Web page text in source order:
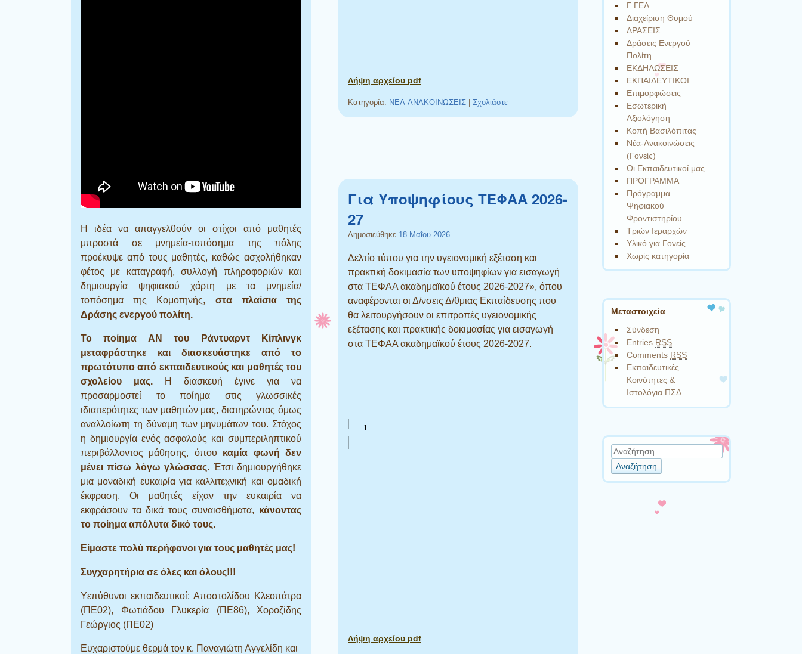
Λήψη αρχείου pdf
Κατηγορία: NEA-ΑΝΑΚΟΙΝΩΣΕΙΣ Σχολιάστε
Η ιδέα να απαγγελθούν οι στίχοι από μαθητές
μπροστά σε μνημεία-τοπόσημα της πόλης
προέκυψε από τους μαθητές, καθώς ασχολήθηκαν
φέτος με καταγραφή, συλλογή πληροφοριών και
δημιουργία ψηφιακού χάρτη με τα μνημεία/
τοπόσημα της Κομοτηνής, στα πλαίσια της
Δράσης ενεργού πολίτη.
Το ποίημα ΑΝ του Ράντυαρντ Κίπλινγκ
μεταφράστηκε και διασκευάστηκε από το
πρωτότυπο από εκπαιδευτικούς και μαθητές του
σχολείου μας. Η διασκευή έγινε για να
προσαρμοστεί το ποίημα στις γλωσσικές
ιδιαιτερότητες των μαθητών μας, διατηρώντας όμως
αναλλοίωτη τη δύναμη των μηνυμάτων του. Στόχος
η δημιουργία ενός ασφαλούς και συμπεριληπτικού
περιβάλλοντος μάθησης, όπου καμία φωνή δεν
μένει πίσω λόγω γλώσσας. Έτσι δημιουργήθηκε
μια μοναδική ευκαιρία για καλλιτεχνική και ομαδική
έκφραση. Οι μαθητές είχαν την ευκαιρία να
εκφράσουν τα δικά τους συναισθήματα, κάνοντας
το ποίημα απόλυτα δικό τους.
Είμαστε πολύ περήφανοι για τους μαθητές μας!
Συγχαρητήρια σε όλες και όλους!!!
Υεπύθυνοι εκπαιδευτικοί: Αποστολίδου Κλεοπάτρα
(ΠΕ02), Φωτιάδου Γλυκερία (ΠΕ86), Χοροζίδης
Γεώργιος (ΠΕ02)
Ευχαριστούμε θερμά τον κ. Παναγιώτη Αγγελίδη και
Για Υποψηφίους ΤΕΦΑΑ 2026-
27
Δημοσιεύθηκε 18 Μαΐου 2026
Δελτίο τύπου για την υγειονομική εξέταση και
πρακτική δοκιμασία των υποψηφίων για εισαγωγή
στα ΤΕΦΑΑ ακαδημαϊκού έτους 2026-2027», όπου
αναφέρονται οι Δ/νσεις Δ/θμιας Εκπαίδευσης που
θα λειτουργήσουν οι επιτροπές υγειονομικής
εξέτασης και πρακτικής δοκιμασίας για εισαγωγή
στα ΤΕΦΑΑ ακαδημαϊκού έτους 2026-2027.
Λήψη αρχείου pdf
Γ ΓΕΛ
Διαχείριση Θυμού
ΔΡΑΣΕΙΣ
Δράσεις Ενεργού
Πολίτη
ΕΚΔΗΛΩΣΕΙΣ
ΕΚΠΑΙΔΕΥΤΙΚΟΙ
Επιμορφώσεις
Εσωτερική
Αξιολόγηση
Κοπή Βασιλόπιτας
Νέα-Ανακοινώσεις
(Γονείς)
Οι Εκπαιδευτικοί μας
ΠΡΟΓΡΑΜΜΑ
Πρόγραμμα
Ψηφιακού
Φροντιστηρίου
Τριών Ιεραρχών
Υλικό για Γονείς
Χωρίς κατηγορία
Μεταστοιχεία
Σύνδεση
Entries RSS
Comments RSS
Εκπαιδευτικές
Κοινότητες &
Ιστολόγια ΠΣΔ
Αναζήτηση